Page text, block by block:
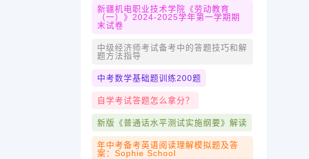
新疆机电职业技术学院《劳动教育
（一）》2024-2025学年第一学期期
末试卷
中级经济师考试备考中的答题技巧和解
题方法指导
中考数学基础题训练200题
自学考试答题怎么拿分？
新版《普通话水平测试实施纲要》解读
年中考备考英语阅读理解模拟题及答
案：Sophie School